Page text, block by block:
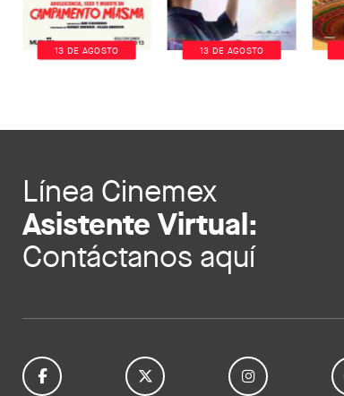
13 DE AGOSTO 13 DE AGOSTO
Línea Cinemex
Asistente Virtual:
Contáctanos aquí